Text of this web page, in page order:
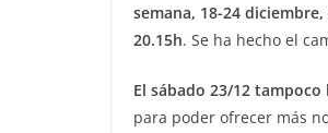
semana, 18-24
20.15h. Se ha hecho el
El sábado 23/12
para poder ofrecer más